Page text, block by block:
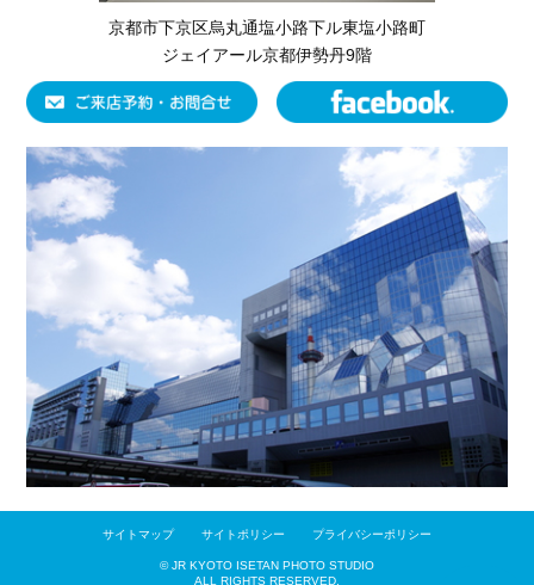
京都市下京区烏丸通塩小路下ル東塩小路町
ジェイアール京都伊勢丹9階
サイトマップ サイトポリシー プライバシーポリシー
© JR KYOTO ISETAN PHOTO STUDIO
ALL RIGHTS RESERVED.